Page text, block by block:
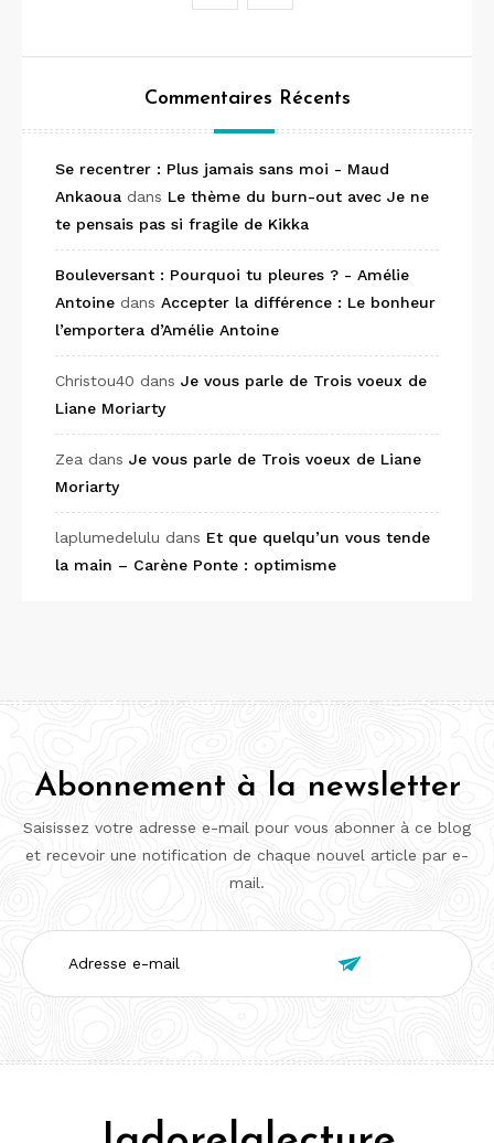
Commentaires Récents
Se recentrer : Plus jamais sans moi - Maud
Ankaoua dans Le thème du burn-out avec Je ne
te pensais pas si fragile de Kikka
Bouleversant : Pourquoi tu pleures ? - Amélie
Antoine dans Accepter la différence : Le bonheur
l’emportera d’Amélie Antoine
Christou40 dans Je vous parle de Trois voeux de
Liane Moriarty
Zea dans Je vous parle de Trois voeux de Liane
Moriarty
laplumedelulu dans Et que quelqu’un vous tende
la main – Carène Ponte : optimisme
Abonnement à la newsletter
Saisissez votre adresse e-mail pour vous abonner à ce blog
et recevoir une notification de chaque nouvel article par e-
mail.
Adresse
e-
mail
